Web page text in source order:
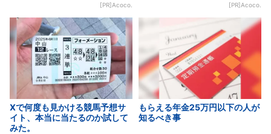
[PR]Acoco. [PR]Acoco.
Xで何度も見かける競馬予想サ
イト、本当に当たるのか試して
みた。
もらえる年金25万円以下の人が
知るべき事